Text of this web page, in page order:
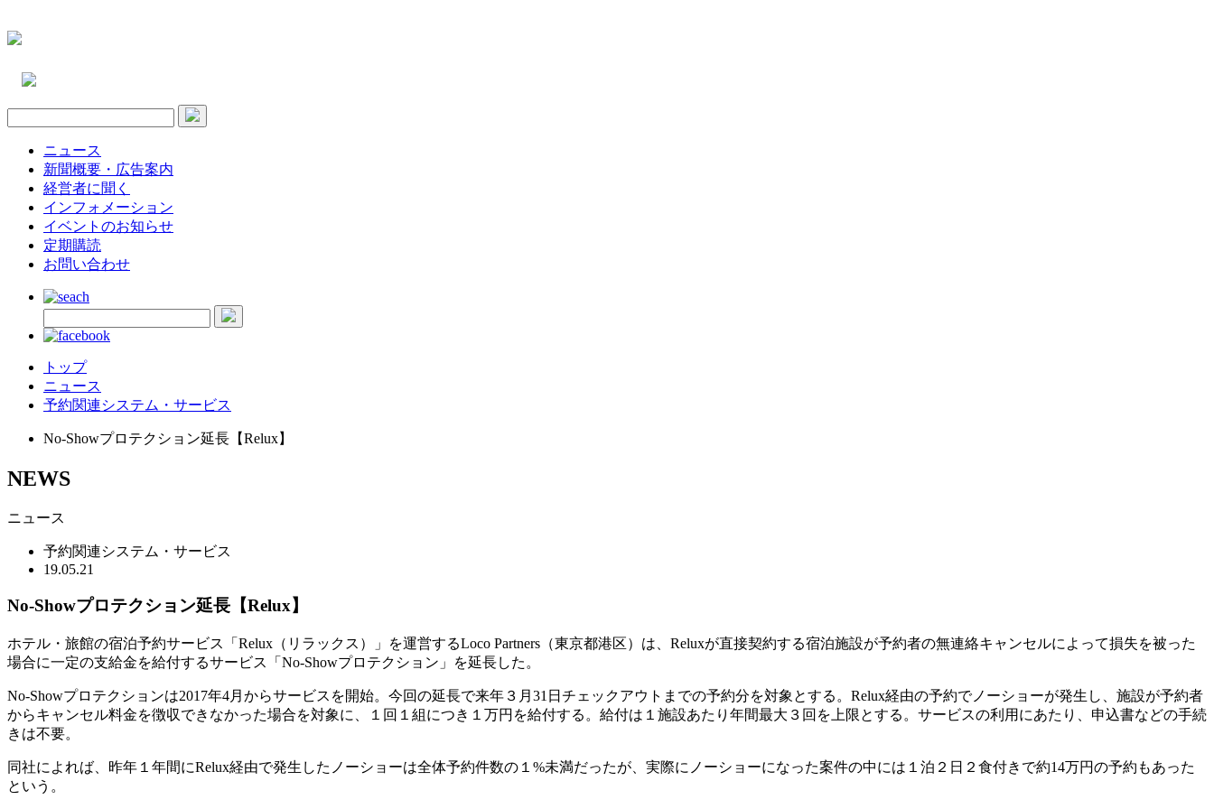
ニュース
新聞概要・広告案内
経営者に聞く
インフォメーション
イベントのお知らせ
定期購読
お問い合わせ
トップ
ニュース
予約関連システム・サービス
No-Showプロテクション延長【Relux】
NEWS
ニュース
予約関連システム・サービス
19.05.21
No-Showプロテクション延長【Relux】
ホテル・旅館の宿泊予約サービス「Relux（リラックス）」を運営するLoco Partners（東京都港区）は、Reluxが直接契約する宿泊施設が予約者の無連絡キャンセルによって損失を被った
場合に一定の支給金を給付するサービス「No-Showプロテクション」を延長した。
No-Showプロテクションは2017年4月からサービスを開始。今回の延長で来年３月31日チェックアウトまでの予約分を対象とする。Relux経由の予約でノーショーが発生し、施設が予約者
からキャンセル料金を徴収できなかった場合を対象に、１回１組につき１万円を給付する。給付は１施設あたり年間最大３回を上限とする。サービスの利用にあたり、申込書などの手続
きは不要。
同社によれば、昨年１年間にRelux経由で発生したノーショーは全体予約件数の１%未満だったが、実際にノーショーになった案件の中には１泊２日２食付きで約14万円の予約もあった
という。